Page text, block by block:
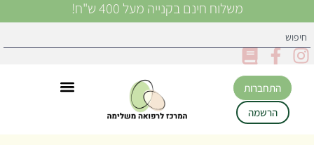
משלוח חינם בקנייה מעל 400 ש"ח!
התחברות
הרשמה